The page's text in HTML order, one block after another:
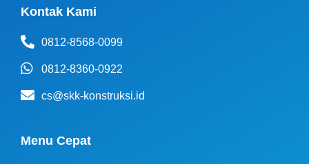
Kontak Kami
0812-8568-0099
0812-8360-0922
cs@skk-konstruksi.id
Menu Cepat